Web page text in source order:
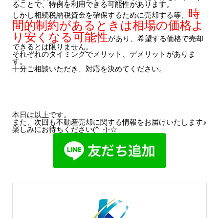
ることで、特例を利用できる可能性があります。
しかし相続税納税資金を確保するために売却する等、 時
間的制約があるときは相場の価格よ
り安くなる可能性があり、希望する価格で売却
できるとは限りません。
それぞれのタイミングでメリット、デメリットがありま
す。
十分ご相談いただき、対応を決めてください。
本日は以上です。
また、次回も不動産売却に関する情報をお届けいたします♪
楽しみにお待ちください(^_-)-☆